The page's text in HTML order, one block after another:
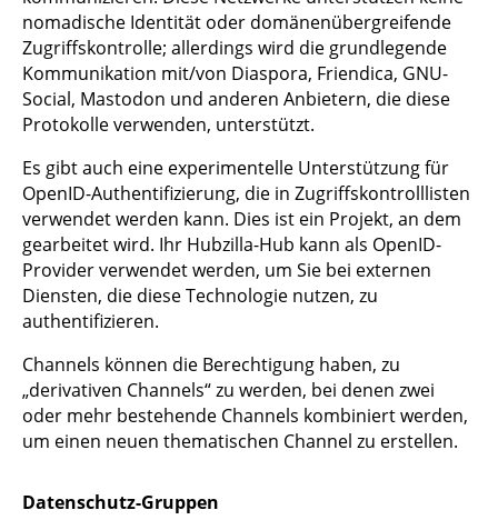
nomadische Identität oder domänenübergreifende
Zugriffskontrolle; allerdings wird die grundlegende
Kommunikation mit/von Diaspora, Friendica, GNU-
Social, Mastodon und anderen Anbietern, die diese
Protokolle verwenden, unterstützt.
Es gibt auch eine experimentelle Unterstützung für
OpenID-Authentifizierung, die in Zugriffskontrolllisten
verwendet werden kann. Dies ist ein Projekt, an dem
gearbeitet wird. Ihr Hubzilla-Hub kann als OpenID-
Provider verwendet werden, um Sie bei externen
Diensten, die diese Technologie nutzen, zu
authentifizieren.
Channels können die Berechtigung haben, zu
„derivativen Channels“ zu werden, bei denen zwei
oder mehr bestehende Channels kombiniert werden,
um einen neuen thematischen Channel zu erstellen.
Datenschutz-Gruppen